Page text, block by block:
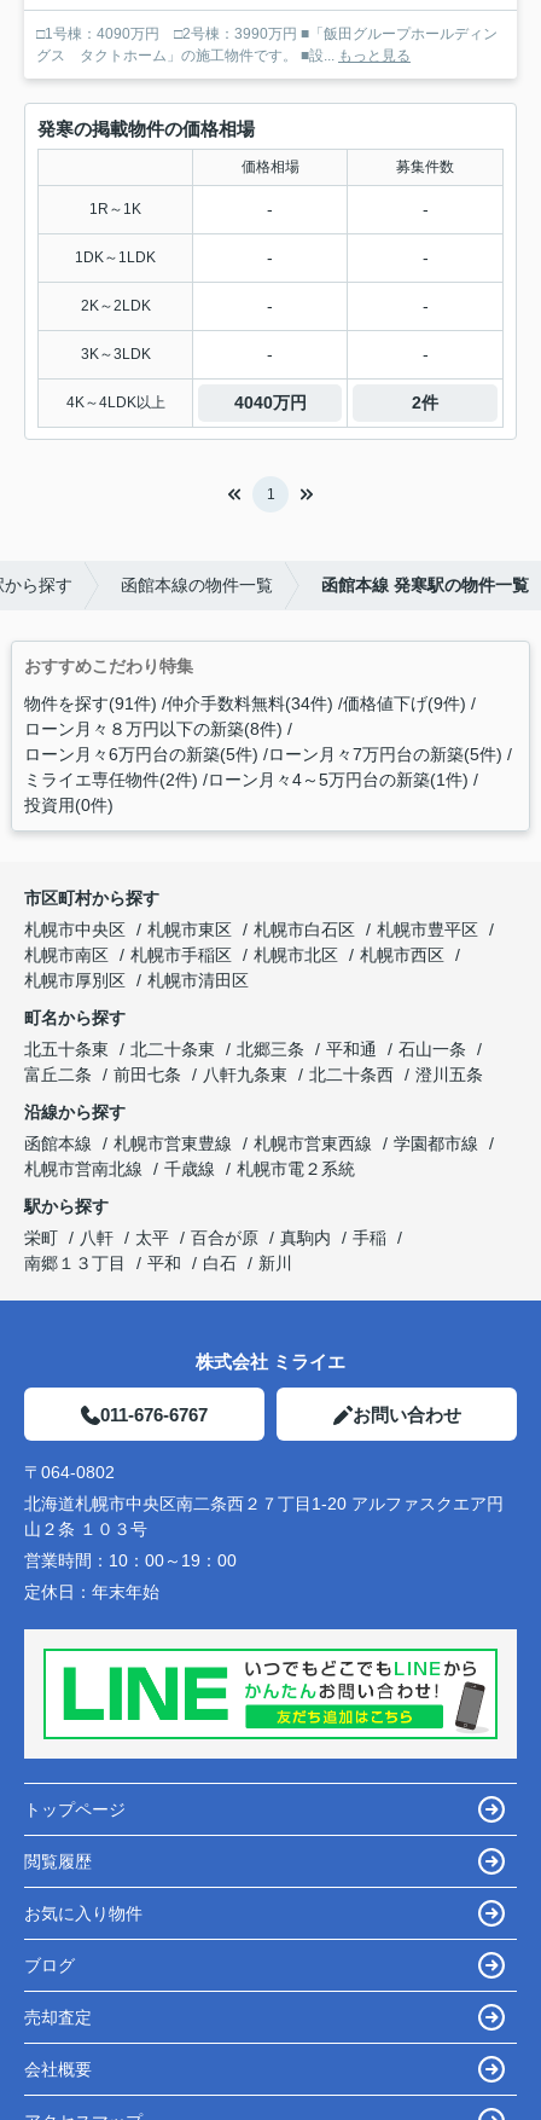
□1号棟：4090万円 □2号棟：3990万円 ■「飯田グループホールディン
グス タクトホーム」の施工物件です。 ■設... もっと見る
発寒の掲載物件の価格相場
価格相場 募集件数
1R～1K - -
1DK～1LDK - -
2K～2LDK - -
3K～3LDK - -
4K～4LDK以上 4040万円 2件
1
ら探す 函館本線の物件一覧 函館本線 発寒駅の物件一覧
おすすめこだわり特集
物件を探す(91件) 仲介手数料無料(34件) 価格値下げ(9件)
ローン月々８万円以下の新築(8件)
ローン月々6万円台の新築(5件) ローン月々7万円台の新築(5件)
ミライエ専任物件(2件) ローン月々4～5万円台の新築(1件)
投資用(0件)
市区町村から探す
札幌市中央区
札幌市東区 札幌市白石区
札幌市豊平区
札幌市南区
札幌市手稲区 札幌市北区
札幌市西区
札幌市厚別区
札幌市清田区
町名から探す
北五十条東
北二十条東 北郷三条 平和通
石山一条
富丘二条
前田七条 八軒九条東 北二十条西
澄川五条
沿線から探す
函館本線
札幌市営東豊線 札幌市営東西線
学園都市線
札幌市営南北線
千歳線
札幌市電２系統
駅から探す
栄町
八軒 太平 百合が原 真駒内
手稲
南郷１３丁目
平和 白石 新川
株式会社 ミライエ
011-676-6767 お問い合わせ
〒064-0802
北海道札幌市中央区南二条西２７丁目1-20 アルファスクエア円
山２条 １０３号
営業時間： 10：00～19：00
定休日： 年末年始
トップページ
閲覧履歴
お気に入り物件
ブログ
売却査定
会社概要